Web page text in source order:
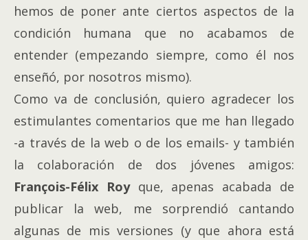
hemos de poner ante ciertos aspectos de la
condición humana que no acabamos de
entender (empezando siempre, como él nos
enseñó, por nosotros mismo).
Como va de conclusión, quiero agradecer los
estimulantes comentarios que me han llegado
-a través de la web o de los emails- y también
la colaboración de dos jóvenes amigos:
François-Félix Royque, apenas acabada de
publicar la web, me sorprendió cantando
algunas de mis versiones (y que ahora está